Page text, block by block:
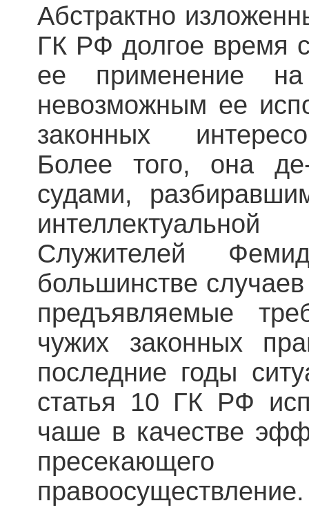
Абстрактно
ГК РФ долгое время
ее применение
невозможным ее
законных
Более того, она
судами,
Служителей
большинстве
предъявляемые
чужих законных
последние годы
статья 10 ГК РФ
чаше в качестве
пресекающего
правоосуществление.